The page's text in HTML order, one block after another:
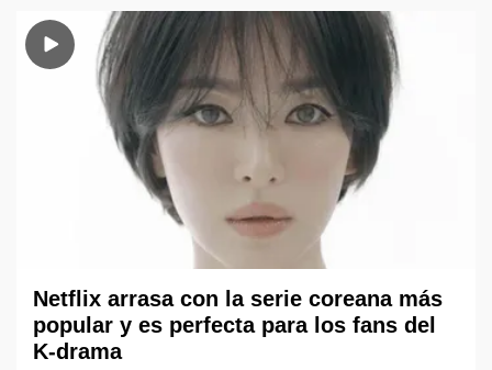
Netflix arrasa con la serie coreana más
popular y es perfecta para los fans del
K-drama